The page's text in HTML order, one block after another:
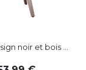
noir et bois ...